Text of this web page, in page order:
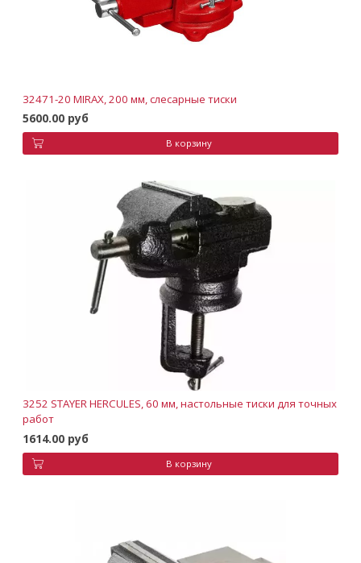
32471-20 MIRAX, 200 мм, слесарные тиски
5600.00 руб
В корзину
3252 STAYER HERCULES, 60 мм, настольные тиски для точных
работ
1614.00 руб
В корзину